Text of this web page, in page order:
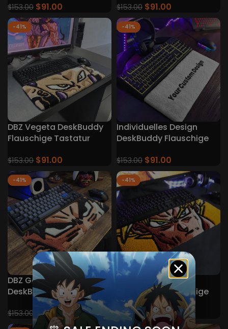
$153.00 $91.00 $153.00 $91.00
-41%
DBZ Vegeta DeskBuddy
Flauschige Tastatur
$153.00 $91.00
-41%
Individuelles Design
DeskBuddy Flauschige
$153.00 $91.00
-41%
DBZ Goku Schwarz
DeskBuddy Flauschige
Tastatur Teppiche
$153.00 $91.00
-41%
DBZ Goku Saiyan
DeskBuddy Flauschige
Tastatur Teppiche
$153.00 $91.00